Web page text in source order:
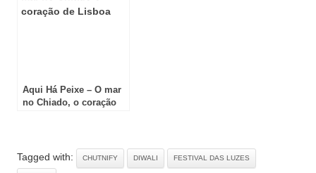
Aqui Há Peixe – O mar
no Chiado, o coração
Tagged with: CHUTNIFY DIWALI FESTIVAL DAS LUZES